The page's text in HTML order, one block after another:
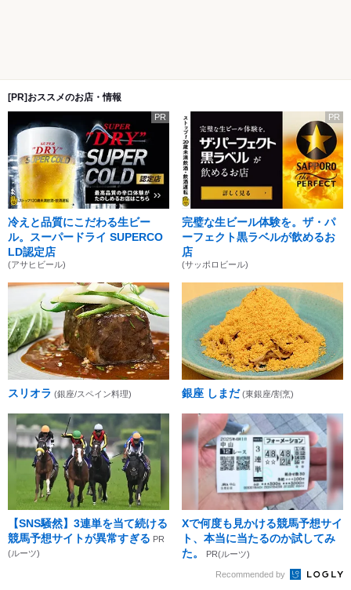
[PR]おススメのお店・情報
PR
冷えと品質にこだわる生ビー
ル。スーパードライ SUPERCO
LD認定店
(アサヒビール)
PR
完璧な生ビール体験を。ザ・パ
ーフェクト黒ラベルが飲めるお
店
(サッポロビール)
スリオラ (銀座/スペイン料理) 銀座 しまだ (東銀座/割烹)
【SNS騒然】3連単を当て続ける
競馬予想サイトが異常すぎる PR
(ルーツ)
Xで何度も見かける競馬予想サイ
ト、本当に当たるのか試してみ
た。
PR(ルーツ)
Recommended by